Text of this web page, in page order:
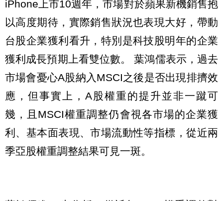
iPhone上市10週年，市場對於蘋果新機銷售抱
以高度期待，實際銷售狀況也表現大好，帶動
台股企業獲利看升，特別是科技股明年的企業
獲利成長預期上看雙位數。 葉鴻儒表示，過去
市場會憂心A股納入MSCI之後是否出現排擠效
應，但事實上，A股權重的提升並非一蹴可
幾，且MSCI權重調整仍會視各市場的企業獲
利、基本面表現、市場流動性等指標，從近兩
季亞股權重調整結果可見一斑。